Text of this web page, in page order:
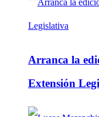
Arranca la
Extensión